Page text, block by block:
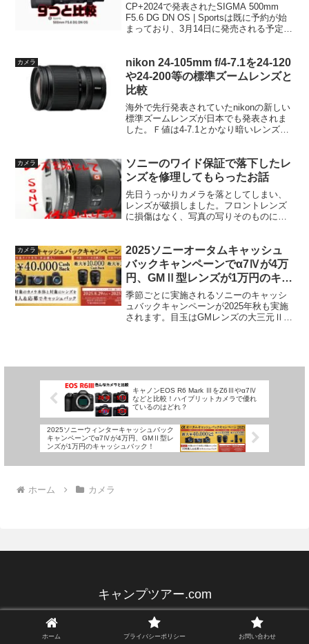
CP+2024で発表されたSIGMA 500mm
F5.6 DG DN OS | Sportsは既に予約が始
まっており、3月14日に発売される予定で
レンズは純正レンズや...
カメラ
nikon 24-105mm f/4-7.1を24-120
や24-200等の標準ズームレンズと
比較
海外で先行発表されていたnikonの新しい
標準ズームレンズが日本でも発表されま
した。Ｆ値は4-7.1とかなり暗いレンズと
ちゃんとした特徴を持っています。この
レンズを...
カメラ
ソニーのワイド保証で落下したレ
ンズを修理してもらったお話
先日うっかりカメラを落としてしまい、
レンズが破損しました。フロントレンズ
に損傷はなく、写真の写りそのものに影
ことにしました。今回破損したのはsony
24-70GM2。...
カメラ
2025ソニーオータムキャッシュ
バックキャンペーンでα7Ⅳが4万
円、GMⅡ型レンズが1万円のキャ
ッシュバック！
季節ごとに実施されるソニーのキャッシ
ュバックキャンペーンが2025年秋も実施
されます。目玉はGMレンズの大三元Ⅱ型
キャノンEOS R6 Mark ⅢをZ6Ⅲやα7Ⅳ
などと比較！ハイブリットカメラで優れ
ているのはどれ？
2025ソニーウィンターキャッシュバック
キャンペーンでα7Ⅳが4万円、GMⅡ型レ
ンズが1万円のキャッシュバック！
ホーム カメラ
キャンプツアー.com
プライバシーポリシー
お問い合わせ
ホーム プライバシーポリシー お問い合わせ